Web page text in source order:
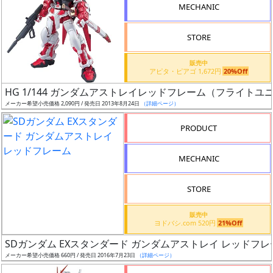
リ
ー
ワ
ー
ド
グ
レ
ー
MECHANIC
STORE
販売中
アピタ・ピアゴ 1,672円 20%Off
HG 1/144 ガンダムアストレイレッドフレーム（フライトユ
メーカー希望小売価格 2,090円 / 発売日 2013年8月24日 （詳細ページ）
PRODUCT
MECHANIC
STORE
販売中
ヨドバシ.com 520円 21%Off
SDガンダム EXスタンダード ガンダムアストレイ レッドフレ
メーカー希望小売価格 660円 / 発売日 2016年7月23日 （詳細ページ）